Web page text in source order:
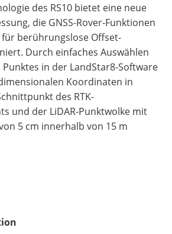
des RS10 bietet eine neue
die GNSS-Rover-Funktionen
berührungslose Offset-
Durch einfaches Auswählen
in der LandStar8-Software
Koordinaten in
des RTK-
und der LiDAR-Punktwolke mit
5 cm innerhalb von 15 m